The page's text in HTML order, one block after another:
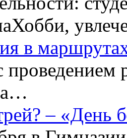
в
– «День